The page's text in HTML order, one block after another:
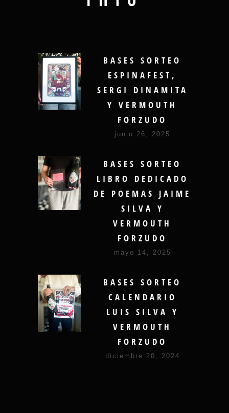
BASES SORTEO
ESPINAFEST,
SERGI DINAMITA
Y VERMOUTH
FORZUDO
junio 26, 2025
BASES SORTEO
LIBRO DEDICADO
DE POEMAS JAIME
SILVA Y
VERMOUTH
FORZUDO
mayo 14, 2025
BASES SORTEO
CALENDARIO
LUIS SILVA Y
VERMOUTH
FORZUDO
diciembre 20, 2024